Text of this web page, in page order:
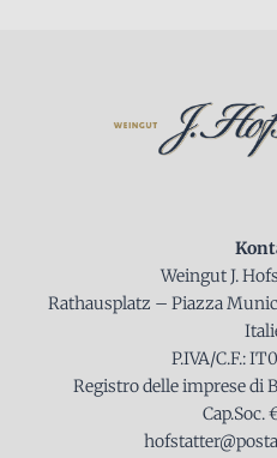
Weingut J.
Rathausplatz – Piazza
P.IVA/C.F.:
Registro delle imprese di
Cap.Soc.